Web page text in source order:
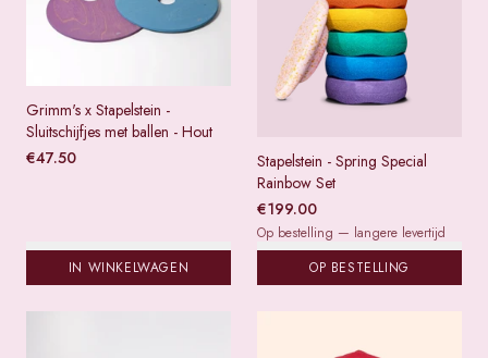
Grimm's x Stapelstein -
Sluitschijfjes met ballen - Hout
€47.50
IN WINKELWAGEN
Stapelstein - Spring Special
Rainbow Set
€199.00
Op bestelling — langere levertijd
OP BESTELLING